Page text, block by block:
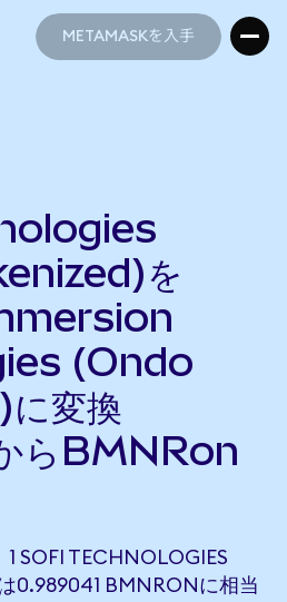
METAMASKを入手
を
(Ondo
変換
らBMNRon
SOFI TECHNOLOGIES
0.989041 BMNRONに相当